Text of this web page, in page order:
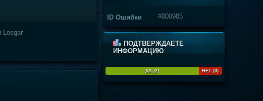
ID Ошибки #000905
ПОДТВЕРЖДАЕТЕ
ИНФОРМАЦИЮ
ДА (2) НЕТ (0)
Losgar